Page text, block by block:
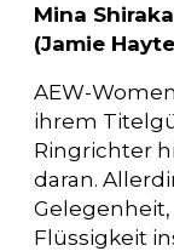
Mina
(Jamie
AEW-
ihrem
Ringrichter
daran.
Flüssigkeit